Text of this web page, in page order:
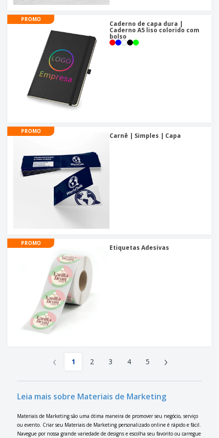
PROMO
Caderno de capa dura |
Caderno A5 liso colorido com
bolso
PROMO
Carnê | Simples | Capa
PROMO
Etiquetas Adesivas
‹ 1 2 3 4 5 ›
Leia mais sobre Materiais de Marketing
Materiais de Marketing são uma ótima maneira de promover seu negócio, serviço
ou evento. Criar seu Materiais de Marketing personalizado online é rápido e fácil.
Navegue por nossa grande variedade de designs e escolha seu favorito ou carregue